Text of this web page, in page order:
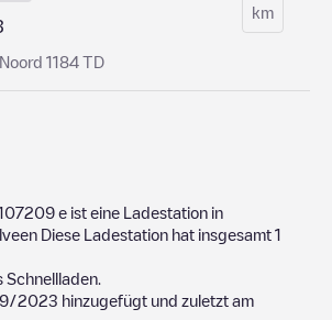
1184 TD
km
e ist eine Ladestation in
Diese Ladestation hat insgesamt 1
2023 hinzugefügt und zuletzt am